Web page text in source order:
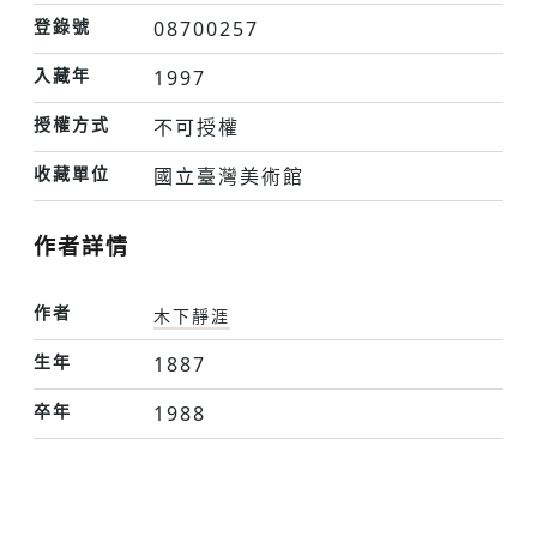
登錄號 08700257
入藏年 1997
授權方式 不可授權
收藏單位 國立臺灣美術館
作者詳情
作者
木下靜涯
生年
1887
卒年 1988